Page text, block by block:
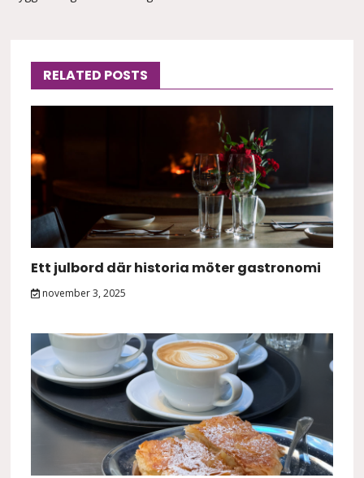
RELATED POSTS
Ett julbord där historia möter gastronomi
november 3, 2025